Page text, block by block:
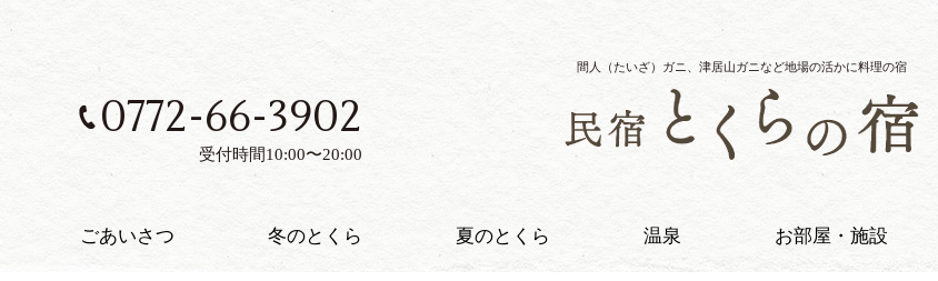
0772-66-3902
受付時間10:00〜20:00
間人（たいざ）ガニ、津居山ガニなど地場の活かに料理の宿
ごあいさつ 冬のとくら 夏のとくら 温泉 お部屋・施設